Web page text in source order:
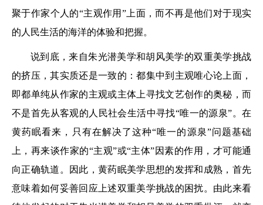
聚于作家个人的“主观作用”上面，而不再是他们对于现实
的人民生活的海洋的体验和把握。
说到底，来自朱光潜美学和胡风美学的双重美学挑战
的挤压，其实质还是一致的：都集中到主观唯心论上面，
即都单纯从作家的主观或主体上寻找文艺创作的奥秘，而
不是首先从客观的人民社会生活中寻找“唯一的源泉”。在
黄药眠看来，只有在解决了这种“唯一的源泉”问题基础
上，再来谈作家的“主观”或“主体”因素的作用，才可能通
向正确轨道。因此，黄药眠美学思想的发挥和成熟，首先
意味着如何妥善回应上述双重美学挑战的困扰。由此来看